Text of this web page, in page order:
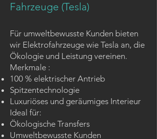
Fahrzeuge (Tesla)
Für umweltbewusste Kunden bieten
wir Elektrofahrzeuge wie Tesla an, die
Ökologie und Leistung vereinen.
Merkmale :
100 % elektrischer Antrieb
Spitzentechnologie
Luxuriöses und geräumiges Interieur
Ideal für:
Ökologische Transfers
Umweltbewusste Kunden